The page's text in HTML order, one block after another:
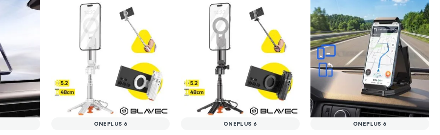
ONEPLUS 6 ONEPLUS 6 ONEPLUS 6